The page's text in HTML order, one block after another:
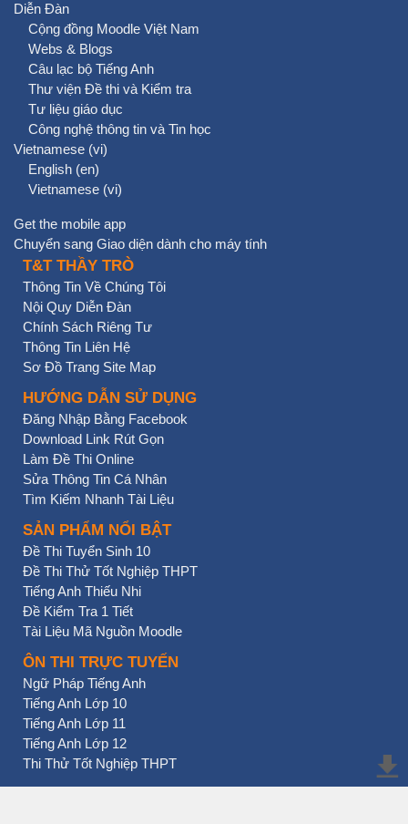
Diễn Đàn
Cộng đồng Moodle Việt Nam
Webs & Blogs
Câu lạc bộ Tiếng Anh
Thư viện Đề thi và Kiểm tra
Tư liệu giáo dục
Công nghệ thông tin và Tin học
Vietnamese ‎(vi)‎
English ‎(en)‎
Vietnamese ‎(vi)‎
Get the mobile app
Chuyển sang Giao diện dành cho máy tính
T&T THẦY TRÒ
Thông Tin Về Chúng Tôi
Nội Quy Diễn Đàn
Chính Sách Riêng Tư
Thông Tin Liên Hệ
Sơ Đồ Trang Site Map
HƯỚNG DẪN SỬ DỤNG
Đăng Nhập Bằng Facebook
Download Link Rút Gọn
Làm Đề Thi Online
Sửa Thông Tin Cá Nhân
Tìm Kiếm Nhanh Tài Liệu
SẢN PHẨM NỔI BẬT
Đề Thi Tuyển Sinh 10
Đề Thi Thử Tốt Nghiệp THPT
Tiếng Anh Thiếu Nhi
Đề Kiểm Tra 1 Tiết
Tài Liệu Mã Nguồn Moodle
ÔN THI TRỰC TUYẾN
Ngữ Pháp Tiếng Anh
Tiếng Anh Lớp 10
Tiếng Anh Lớp 11
Tiếng Anh Lớp 12
Thi Thử Tốt Nghiệp THPT